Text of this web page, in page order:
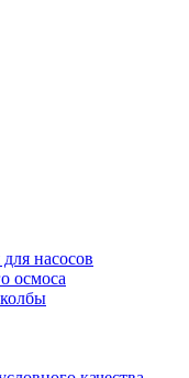
насосов
осмоса